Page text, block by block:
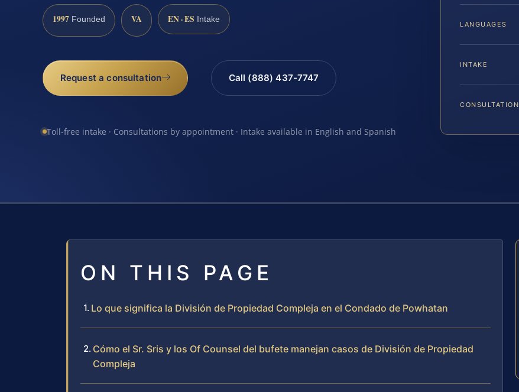
1997 Founded VA EN · ES Intake
Request a consultation Call (888) 437-7747
Toll-free intake · Consultations by appointment · Intake available in English and Spanish
LANGUAGES
INTAKE
CONSULTATION
ON THIS PAGE
Lo que significa la División de Propiedad Compleja en el Condado de Powhatan
Cómo el Sr. Sris y los Of Counsel del bufete manejan casos de División de Propiedad
Compleja